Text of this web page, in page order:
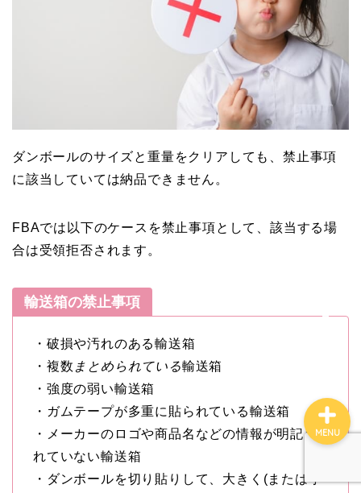
ダンボールのサイズと重量をクリアしても、禁止事項
に該当していては納品できません。
FBAでは以下のケースを禁止事項として、該当する場
合は受領拒否されます。
輸送箱の禁止事項
・破損や汚れのある輸送箱
・複数 まとめられている輸送箱
・強度の弱い輸送箱
・ガムテープが多重に貼られている輸送箱
・メーカーのロゴや商品名などの情報が明記さ
れていない輸送箱
・ダンボールを切り貼りして、大きく(または小
MENU
プロフィール
記事一覧
ノウハウ
マインド